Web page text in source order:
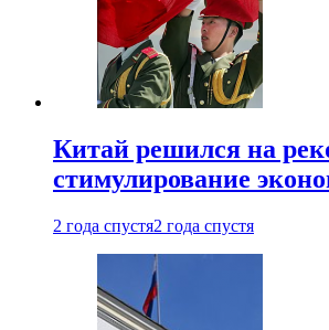
Китай решился на
стимулирование
2 года спустя2 года спустя